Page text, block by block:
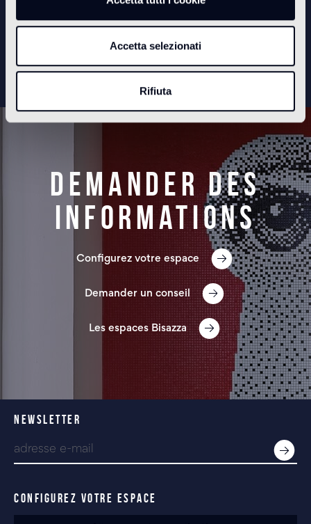
Accetta selezionati
Rifiuta
Demander des
informations
Configurez votre espace
Demander un conseil
Les espaces Bisazza
NEWSLETTER
CONFIGUREZ VOTRE ESPACE